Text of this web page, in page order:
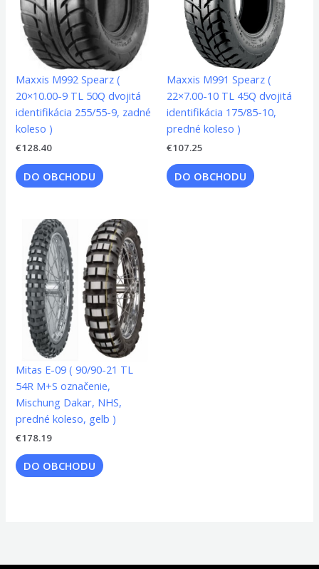
Maxxis M992 Spearz (
20×10.00-9 TL 50Q dvojitá
identifikácia 255/55-9, zadné
koleso )
€128.40
DO OBCHODU
Maxxis M991 Spearz (
22×7.00-10 TL 45Q dvojitá
identifikácia 175/85-10,
predné koleso )
€107.25
DO OBCHODU
Mitas E-09 ( 90/90-21 TL
54R M+S označenie,
Mischung Dakar, NHS,
predné koleso, gelb )
€178.19
DO OBCHODU